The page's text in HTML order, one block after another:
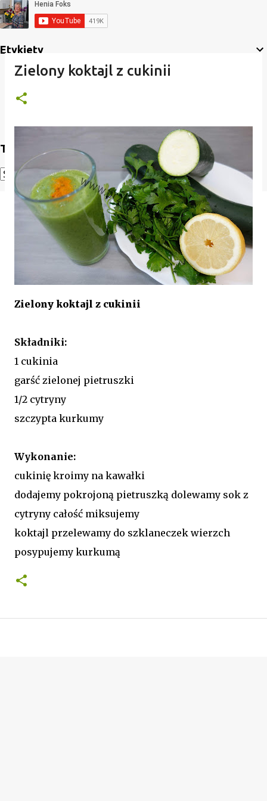
Etykiety
Translate
Powered by Translate
Zielony koktajl z cukinii
Zielony koktajl z cukinii
Składniki:
1 cukinia
garść zielonej pietruszki
1/2 cytryny
szczypta kurkumy
Wykonanie:
cukinię kroimy na kawałki
dodajemy pokrojoną pietruszką dolewamy sok z
cytryny całość miksujemy
koktajl przelewamy do szklaneczek wierzch
posypujemy kurkumą